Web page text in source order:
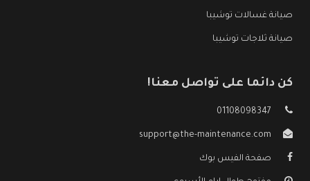
صيانة غسالات توشيبا
صيانة ثلاجات توشيبا
كن دائما على تواصل معنا!
01108098347
support@the-maintenance.com
صفحة الفيس بوك